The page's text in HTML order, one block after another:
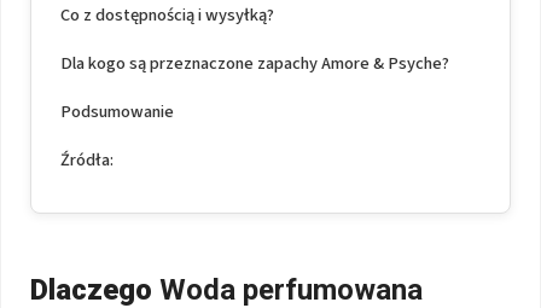
Co z dostępnością i wysyłką?
Dla kogo są przeznaczone zapachy Amore & Psyche?
Podsumowanie
Źródła:
Dlaczego Woda perfumowana